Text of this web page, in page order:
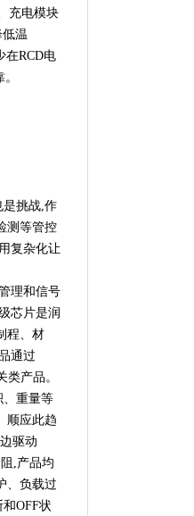
成功举办
明成果” 评审专家名
械专场成功举办
场成功举办
场成功举办
发推介系列
充电模块
温
在RCD电
是挑战,作
测等管控
复杂化让
理和信号
芯片是润
程、材
通过
产品。
、重量等
顺应此趋
驱动
,产品均
、负载过
OFF状